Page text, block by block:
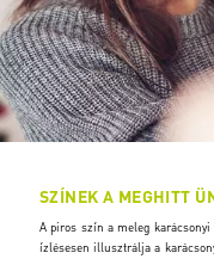
SZÍNEK A MEGHITT
A piros szín a meleg
ízlésesen illusztrálja a